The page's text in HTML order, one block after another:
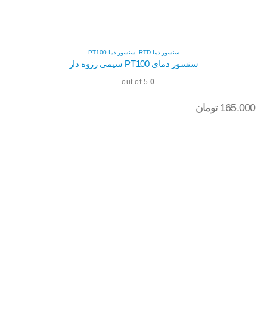
سنسور دما RTD ,سنسور دما PT100
سنسور دمای PT100 سیمی رزوه دار
0
165.000 تومان